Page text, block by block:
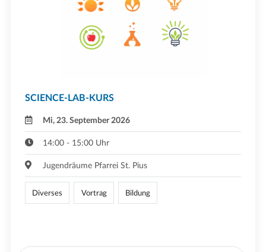
SCIENCE-LAB-KURS
Mi, 23. September 2026
14:00 - 15:00 Uhr
Jugendräume Pfarrei St. Pius
Diverses Vortrag Bildung